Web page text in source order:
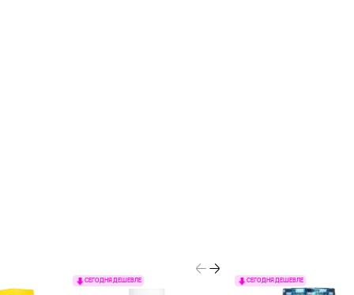
СЕГОДНЯ ДЕШЕВЛЕ СЕГОДНЯ ДЕШЕВЛЕ